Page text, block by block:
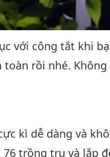
với công tắt khi
rồi nhé.
kì dễ dàng và
trồng trụ và lắp